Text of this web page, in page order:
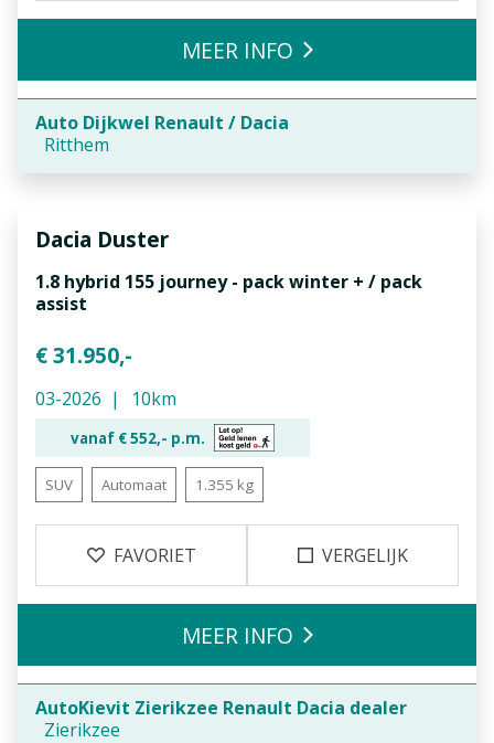
Auto Dijkwel Renault / Dacia
Ritthem
MEER INFO
Dacia Duster
1.8 hybrid 155 journey - pack winter + / pack
assist
€ 31.950,-
03-2026 10km
vanaf €552,- p.m.
SUV Automaat 1.355 kg
FAVORIET VERGELIJK
AutoKievit Zierikzee Renault Dacia dealer
Zierikzee
MEER INFO